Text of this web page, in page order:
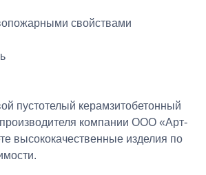
свойствами
пустотелый керамзитобетонный
компании ООО «Арт-
высококачественные изделия по